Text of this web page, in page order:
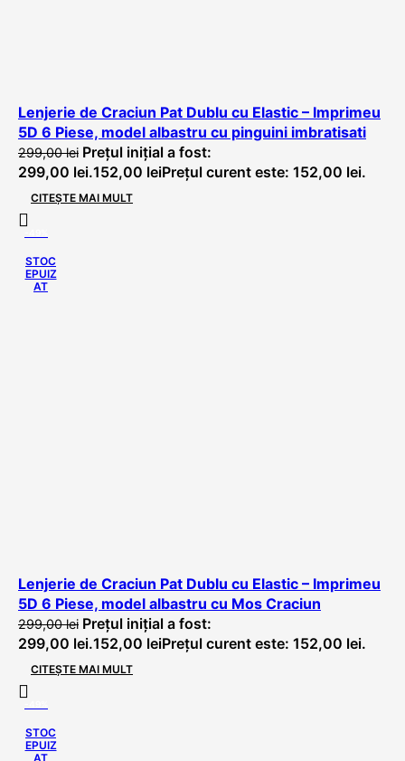
Lenjerie de Craciun Pat Dublu cu Elastic – Imprimeu
5D 6 Piese, model albastru cu pinguini imbratisati
299,00lei Prețul inițial a fost:
299,00 lei.152,00 leiPrețul curent este: 152,00 lei.
CITEȘTE MAI MULT
STOC
EPUIZ
AT
Lenjerie de Craciun Pat Dublu cu Elastic – Imprimeu
5D 6 Piese, model albastru cu Mos Craciun
299,00lei Prețul inițial a fost:
299,00 lei.152,00 leiPrețul curent este: 152,00 lei.
CITEȘTE MAI MULT
STOC
EPUIZ
AT